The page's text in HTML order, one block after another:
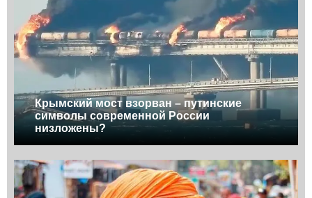
Крымский мост взорван – путинские
символы современной России
низложены?